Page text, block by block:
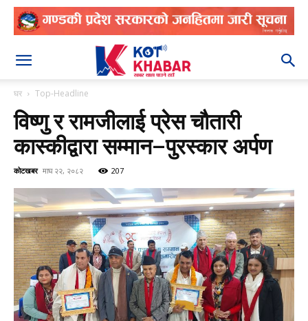
घर Top-Headline
विष्णु र रामजीलाई प्रेस चौतारी
कास्कीद्वारा सम्मान–पुरस्कार अर्पण
कोटखबर माघ २२, २०८२ 207